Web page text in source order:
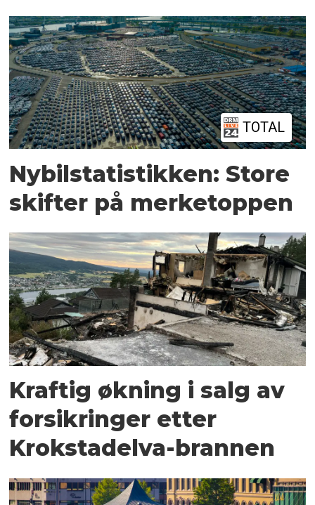
TOTAL
Nybilstatistikken: Store
skifter på merketoppen
Kraftig økning i salg av
forsikringer etter
Krokstadelva-brannen